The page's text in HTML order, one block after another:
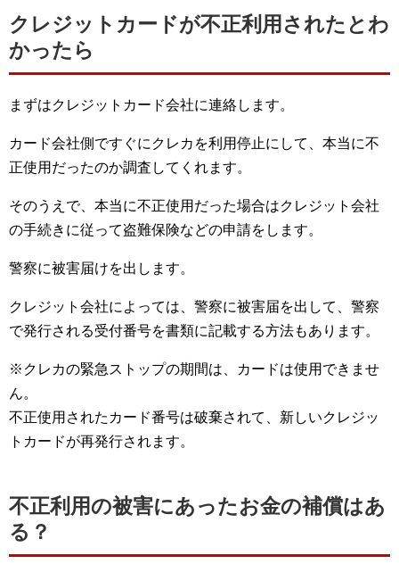
クレジットカードが不正利用されたとわ
かったら
まずはクレジットカード会社に連絡します。
カード会社側ですぐにクレカを利用停止にして、本当に不
正使用だったのか調査してくれます。
そのうえで、本当に不正使用だった場合はクレジット会社
の手続きに従って盗難保険などの申請をします。
警察に被害届けを出します。
クレジット会社によっては、警察に被害届を出して、警察
で発行される受付番号を書類に記載する方法もあります。
※クレカの緊急ストップの期間は、カードは使用できませ
ん。
不正使用されたカード番号は破棄されて、新しいクレジッ
トカードが再発行されます。
不正利用の被害にあったお金の補償はあ
る？